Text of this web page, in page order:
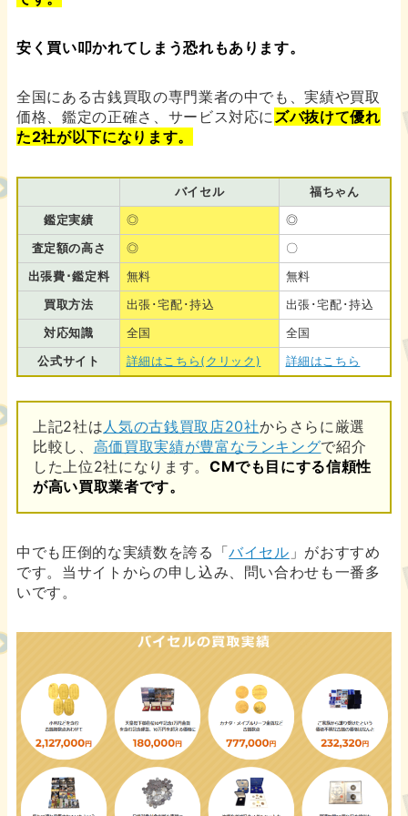
安く買い叩かれてしまう恐れもあります。
全国にある古銭買取の専門業者の中でも、実績や買取
価格、鑑定の正確さ、サービス対応に ズバ抜けて優れ
た2社が以下になります。
バイセル
福ちゃん
鑑定実績
◎
◎
査定額の高さ
◎
〇
出張費･鑑定料
無料
無料
買取方法
出張･宅配･持込
出張･宅配･持込
対応知識
全国
全国
公式サイト
詳細はこちら(クリック) 詳細はこちら
上記2社は 人気の古銭買取店20社からさらに厳選
比較し、 高価買取実績が豊富なランキングで紹介
した上位2社になります。 CMでも目にする信頼性
が高い買取業者です。
中でも圧倒的な実績数を誇る「バイセル 」がおすすめ
です。当サイトからの申し込み、問い合わせも一番多
いです。